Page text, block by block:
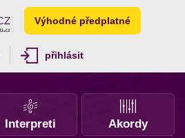
Výhodné předplatné
přihlásit
Interpreti Akordy